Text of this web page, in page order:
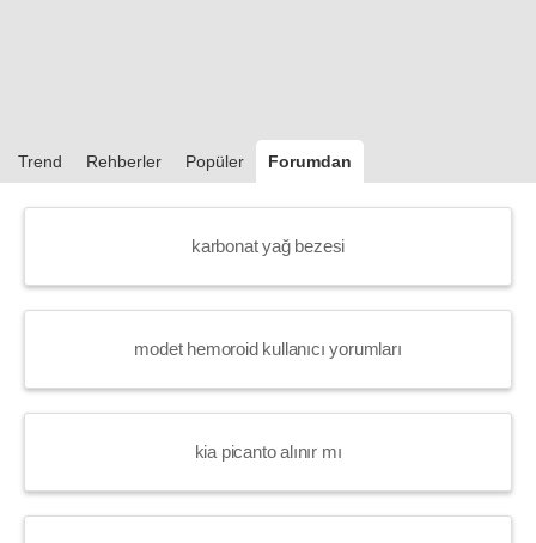
Trend Rehberler Popüler Forumdan
karbonat yağ bezesi
modet hemoroid kullanıcı yorumları
kia picanto alınır mı